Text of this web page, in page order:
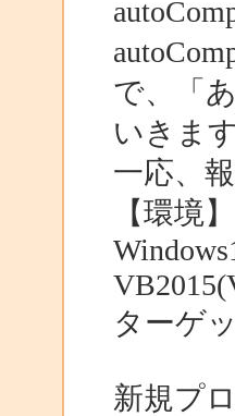
で、「
いきます
一応、
【環境】
ターゲ
新規プ